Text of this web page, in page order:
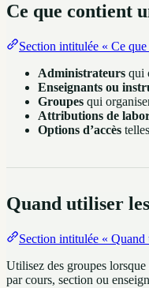
Ce que contient
Section intitulée « Ce
Administrateurs qui
Enseignants ou
Groupes qui
Attributions de
Options d’accès
Quand utiliser
Section intitulée « Quand
Utilisez des groupes
par cours, section ou